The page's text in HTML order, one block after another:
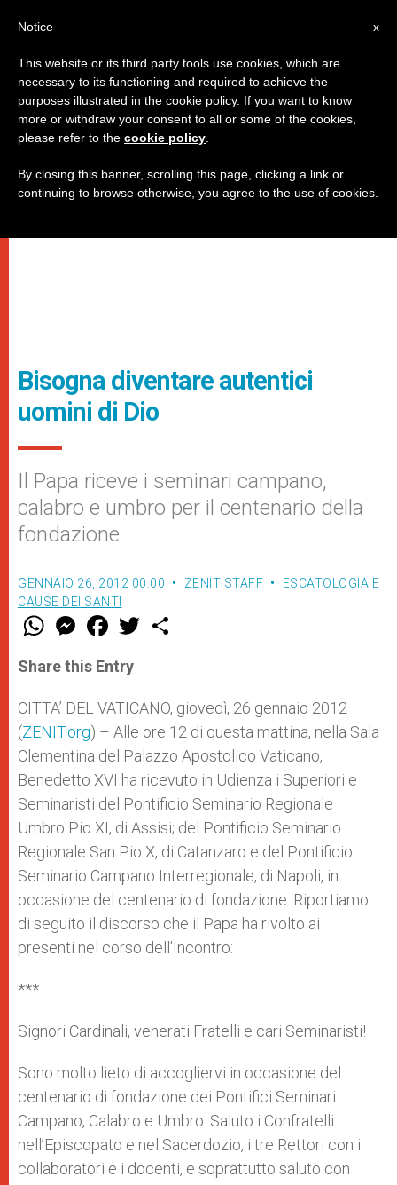
Bisogna diventare autentici
uomini di Dio
Il Papa riceve i seminari campano,
calabro e umbro per il centenario della
fondazione
GENNAIO 26, 2012 00:00 ZENIT STAFF
ESCATOLOGIA E
CAUSE DEI SANTI
W
t
s
p
p
M
e
s
e
g
e
r
F
a
e
b
o
k
w
r
Share this Entry
CITTA’ DEL VATICANO, giovedì, 26 gennaio 2012
(ZENIT.org) – Alle ore 12 di questa mattina, nella Sala
Clementina del Palazzo Apostolico Vaticano,
Benedetto XVI ha ricevuto in Udienza i Superiori e
Seminaristi del Pontificio Seminario Regionale
Umbro Pio XI, di Assisi; del Pontificio Seminario
Regionale San Pio X, di Catanzaro e del Pontificio
Seminario Campano Interregionale, di Napoli, in
occasione del centenario di fondazione. Riportiamo
di seguito il discorso che il Papa ha rivolto ai
presenti nel corso dell’Incontro:
***
Signori Cardinali, venerati Fratelli e cari Seminaristi!
Sono molto lieto di accogliervi in occasione del
centenario di fondazione dei Pontifici Seminari
Campano, Calabro e Umbro. Saluto i Confratelli
nell’Episcopato e nel Sacerdozio, i tre Rettori con i
collaboratori e i docenti, e soprattutto saluto con
x
Notice
This website or its third party tools use cookies, which are
necessary to its functioning and required to achieve the
purposes illustrated in the cookie policy. If you want to know
more or withdraw your consent to all or some of the cookies,
please refer to the cookie policy
By closing this banner, scrolling this page, clicking a link or
continuing to browse otherwise, you agree to the use of cookies.